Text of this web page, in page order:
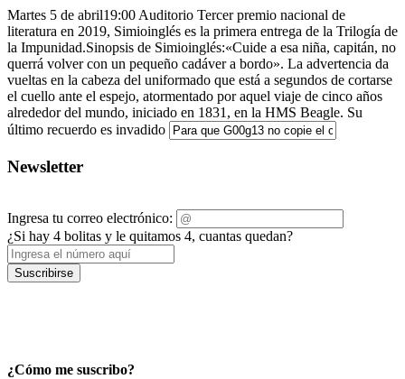
Martes 5 de abril19:00 Auditorio Tercer premio nacional de
literatura en 2019, Simioinglés es la primera entrega de la Trilogía de
la Impunidad.Sinopsis de Simioinglés:«Cuide a esa niña, capitán, no
querrá volver con un pequeño cadáver a bordo». La advertencia da
vueltas en la cabeza del uniformado que está a segundos de cortarse
el cuello ante el espejo, atormentado por aquel viaje de cinco años
alrededor del mundo, iniciado en 1831, en la HMS Beagle. Su
último recuerdo es invadido
Newsletter
Ingresa tu correo electrónico:
¿Si hay 4 bolitas y le quitamos 4, cuantas quedan?
Suscribirse
¿Cómo me suscribo?